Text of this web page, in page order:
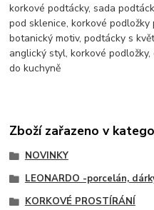
korkové podtácky, sada
pod sklenice, korkové
botanický motiv, podtácky s
anglický styl, korkové
do kuchyně
Zboží zařazeno v
NOVINKY
LEONARDO -porcelán,
KORKOVÉ PROSTÍRÁNÍ